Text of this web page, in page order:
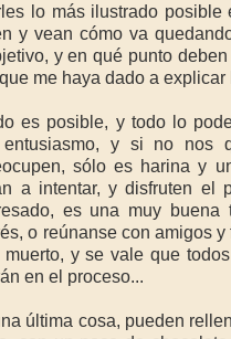
lo más ilustrado posible
y vean cómo va
y en qué punto
me haya dado a explicar
es posible, y todo lo
entusiasmo, y si no nos
sólo es harina y
a intentar, y disfruten el
es una muy buena
o reúnanse con amigos y
y se vale que
en el proceso...
última cosa, pueden